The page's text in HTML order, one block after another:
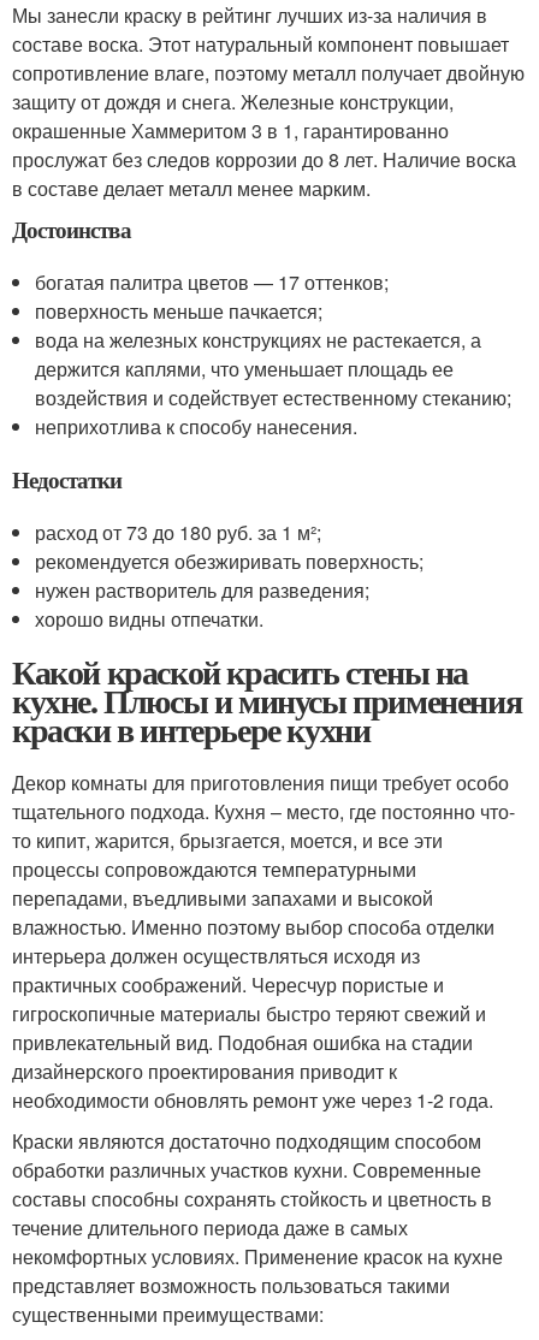
Мы занесли краску в рейтинг лучших из-за наличия в
составе воска. Этот натуральный компонент повышает
сопротивление влаге, поэтому металл получает двойную
защиту от дождя и снега. Железные конструкции,
окрашенные Хаммеритом 3 в 1, гарантированно
прослужат без следов коррозии до 8 лет. Наличие воска
в составе делает металл менее марким.
Достоинства
богатая палитра цветов — 17 оттенков;
поверхность меньше пачкается;
вода на железных конструкциях не растекается, а
держится каплями, что уменьшает площадь ее
воздействия и содействует естественному стеканию;
неприхотлива к способу нанесения.
Недостатки
расход от 73 до 180 руб. за 1 м²;
рекомендуется обезжиривать поверхность;
нужен растворитель для разведения;
хорошо видны отпечатки.
Какой краской красить стены на
кухне. Плюсы и минусы применения
краски в интерьере кухни
Декор комнаты для приготовления пищи требует особо
тщательного подхода. Кухня – место, где постоянно что-
то кипит, жарится, брызгается, моется, и все эти
процессы сопровождаются температурными
перепадами, въедливыми запахами и высокой
влажностью. Именно поэтому выбор способа отделки
интерьера должен осуществляться исходя из
практичных соображений. Чересчур пористые и
гигроскопичные материалы быстро теряют свежий и
привлекательный вид. Подобная ошибка на стадии
дизайнерского проектирования приводит к
необходимости обновлять ремонт уже через 1-2 года.
Краски являются достаточно подходящим способом
обработки различных участков кухни. Современные
составы способны сохранять стойкость и цветность в
течение длительного периода даже в самых
некомфортных условиях. Применение красок на кухне
представляет возможность пользоваться такими
существенными преимуществами: